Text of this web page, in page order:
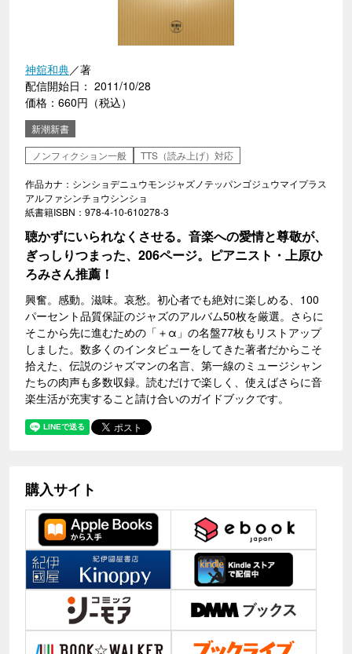
神舘和典／著
配信開始日： 2011/10/28
価格：660円（税込）
新潮新書
ノンフィクション一般
TTS（読み上げ）対応
作品カナ：シンショデニュウモンジャズノテッパンゴジュウマイプラス
アルファシンチョウシンショ
紙書籍ISBN：978-4-10-610278-3
聴かずにいられなくさせる。音楽への愛情と尊敬が、
ぎっしりつまった、206ページ。ピアニスト・上原ひ
ろみさん推薦！
興奮。感動。滋味。哀愁。初心者でも絶対に楽しめる、100
パーセント品質保証のジャズのアルバム50枚を厳選。さらに
そこから先に進むための「＋α」の名盤77枚もリストアップ
しました。数多くのインタビューをしてきた著者だからこそ
拾えた、伝説のジャズマンの名言、第一線のミュージシャン
たちの肉声も多数収録。読むだけで楽しく、使えばさらに音
楽生活が充実すること請け合いのガイドブックです。
購入サイト